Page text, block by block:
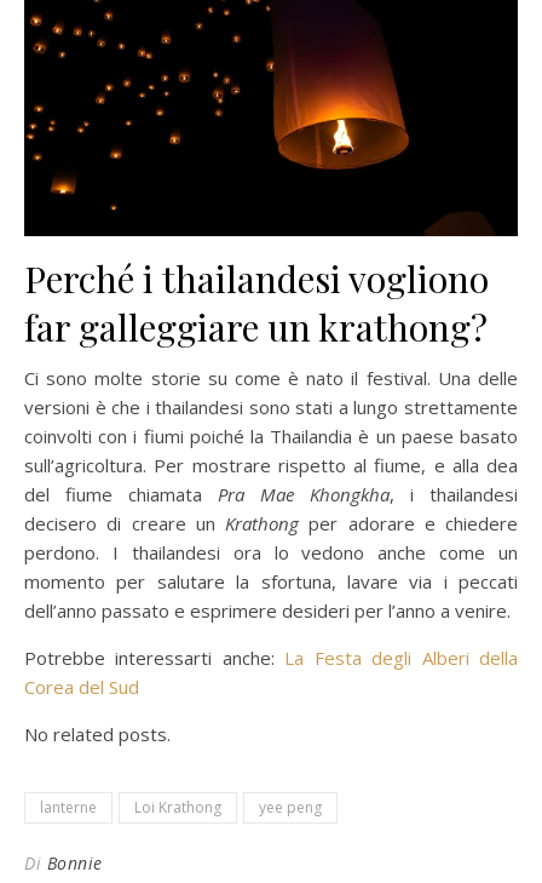
Perché i thailandesi vogliono
far galleggiare un krathong?
Ci sono molte storie su come è nato il festival. Una delle
versioni è che i thailandesi sono stati a lungo strettamente
coinvolti con i fiumi poiché la Thailandia è un paese basato
sull’agricoltura. Per mostrare rispetto al fiume, e alla dea
del fiume chiamata Pra Mae Khongkha, i thailandesi
decisero di creare un Krathongper adorare e chiedere
perdono. I thailandesi ora lo vedono anche come un
momento per salutare la sfortuna, lavare via i peccati
dell’anno passato e esprimere desideri per l’anno a venire.
Potrebbe interessarti anche: La Festa degli Alberi della
Corea del Sud
No related posts.
lanterne Loi Krathong yee peng
Di Bonnie